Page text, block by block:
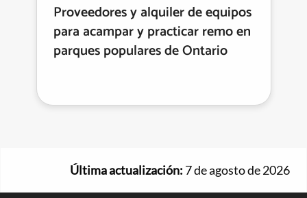
Proveedores y alquiler de equipos
para acampar y practicar remo en
parques populares de Ontario
Última actualización: 7 de agosto de 2026